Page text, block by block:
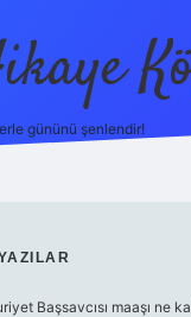
gününü şenlendir!
Başsavcısı maaşı ne